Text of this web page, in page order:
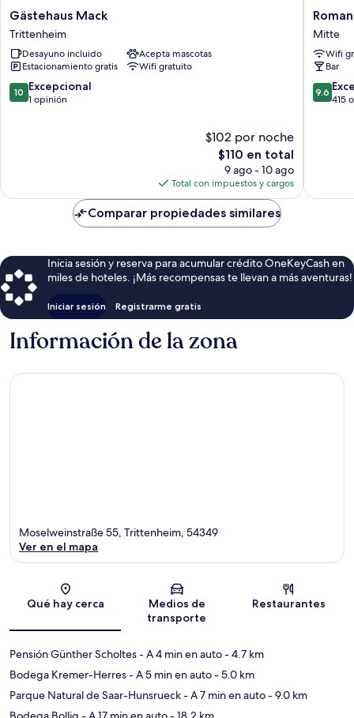
Gästehaus
Mack
Trittenheim
Gästehaus Mack
Trittenheim
Desayuno incluido
Acepta mascotas
Estacionamiento gratis
Wifi gratuito
10.0
de
10 Excepcional
1 opinión
$102 por noche
El
precio
actual
es
de
$110
$110 en total
9 ago - 10 ago
Total con impuestos y cargos
Hotel
zur
Glocke
Mitte
Mitte
Wifi
Bar
9.6
de
9.6
415
Comparar propiedades similares
Inicia sesión y reserva para acumular crédito OneKeyCash en
miles de hoteles. ¡Más recompensas te llevan a más aventuras!
Iniciar sesión Registrarme gratis
Información de la zona
Sección del mapa
Moselweinstraße 55, Trittenheim, 54349
Ver en el mapa
Qué hay cerca
Medios de
transporte
Restaurantes
Pensión Günther Scholtes- A 4 min en auto- 4.7 km
Bodega Kremer-Herres- A 5 min en auto- 5.0 km
Parque Natural de Saar-Hunsrueck- A 7 min en auto- 9.0 km